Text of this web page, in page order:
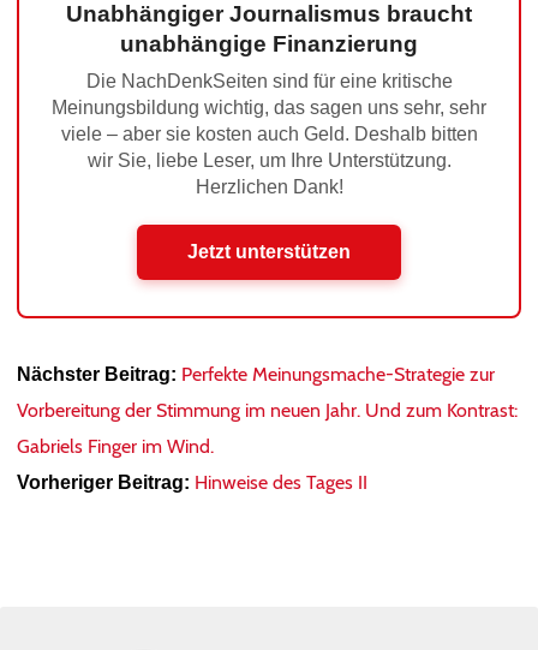
Unabhängiger Journalismus braucht
unabhängige Finanzierung
Die NachDenkSeiten sind für eine kritische
Meinungsbildung wichtig, das sagen uns sehr, sehr
viele – aber sie kosten auch Geld. Deshalb bitten
wir Sie, liebe Leser, um Ihre Unterstützung.
Herzlichen Dank!
Jetzt unterstützen
Nächster Beitrag: Perfekte Meinungsmache-Strategie zur
Vorbereitung der Stimmung im neuen Jahr. Und zum Kontrast:
Gabriels Finger im Wind.
Vorheriger Beitrag: Hinweise des Tages II